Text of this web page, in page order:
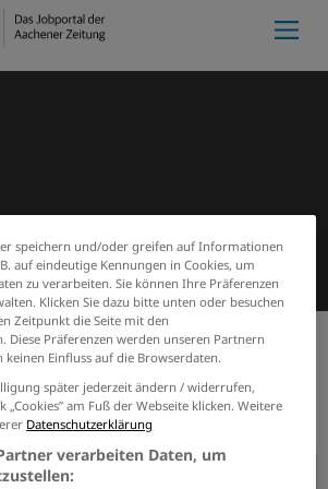
Low & Bonar GmbH
speichern und/oder greifen auf Informationen
auf eindeutige Kennungen in Cookies, um
zu verarbeiten. Sie können Ihre Präferenzen
Klicken Sie dazu bitte unten oder besuchen
Zeitpunkt die Seite mit den
Diese Präferenzen werden unseren Partnern
Einfluss auf die Browserdaten.
später jederzeit ändern / widerrufen,
„Cookies” am Fuß der Webseite klicken. Weitere
Datenschutzerklärung
verarbeiten Daten, um